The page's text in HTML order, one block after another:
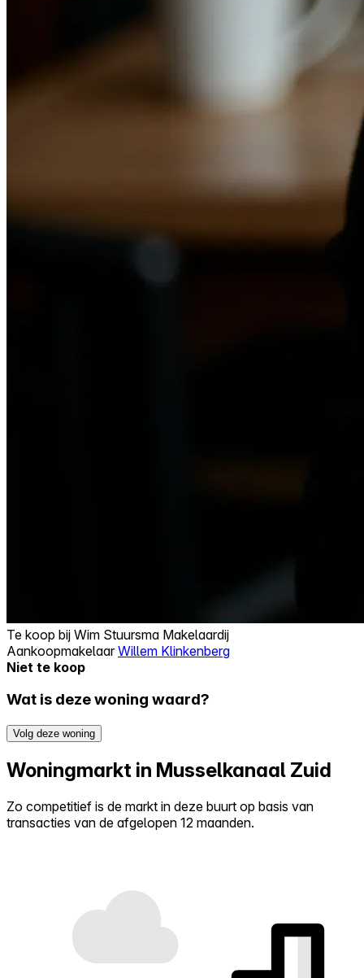
Te koop bij Wim Stuursma Makelaardij
AankoopmakelaarWillem Klinkenberg
Niet te koop
Wat is deze woning waard?
Volg deze woning
Woningmarkt in Musselkanaal Zuid
Zo competitief is de markt in deze buurt op basis van
transacties van de afgelopen 12 maanden.